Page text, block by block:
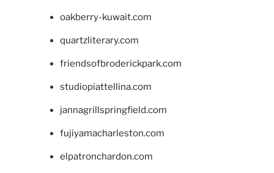
oakberry-kuwait.com
quartzliterary.com
friendsofbroderickpark.com
studiopiattellina.com
jannagrillspringfield.com
fujiyamacharleston.com
elpatronchardon.com